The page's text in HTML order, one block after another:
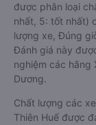
được phân loại
nhất, 5: tốt nhất)
lượng xe, Đúng
Đánh giá này
nghiệm các hãng
Dương.
Chất lượng các
Thiên Huế được